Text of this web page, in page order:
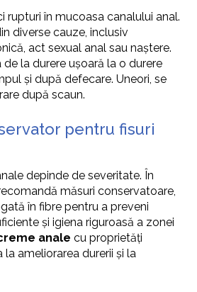
rupturi în mucoasa canalului anal.
diverse cauze, inclusiv
act sexual anal sau naștere.
la durere ușoară la o durere
și după defecare. Uneori, se
după scaun.
pentru fisuri
depinde de severitate. În
măsuri conservatoare,
în fibre pentru a preveni
și igiena riguroasă a zonei
anale cu proprietăți
ameliorarea durerii și la